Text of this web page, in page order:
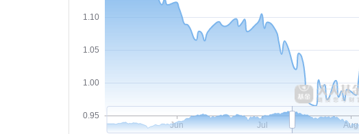
0.95
1.00
1.05
1.10
Jun Jul Aug